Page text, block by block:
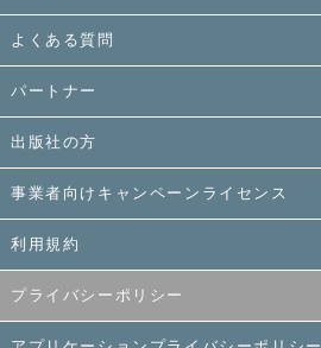
よくある質問
パートナー
出版社の方
事業者向けキャンペーンライセンス
利用規約
プライバシーポリシー